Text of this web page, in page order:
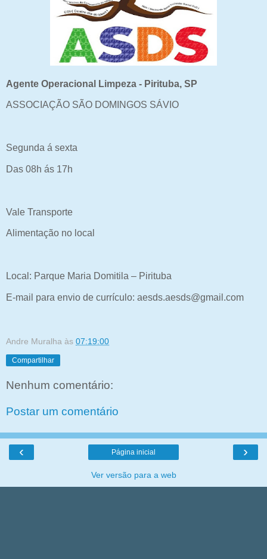
Agente Operacional Limpeza - Pirituba, SP
ASSOCIAÇÃO SÃO DOMINGOS SÁVIO
Segunda á sexta
Das 08h ás 17h
Vale Transporte
Alimentação no local
Local: Parque Maria Domitila – Pirituba
E-mail para envio de currículo: aesds.aesds@gmail.com
Andre Muralha às 07:19:00
Compartilhar
Nenhum comentário:
Postar um comentário
‹ ›
Página inicial
Ver versão para a web